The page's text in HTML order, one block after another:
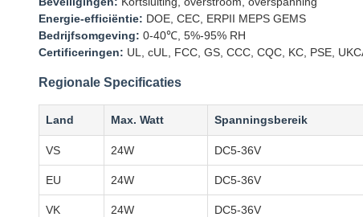
Energie-efficiëntie: DOE, CEC, ERPII MEPS GEMS
Bedrijfsomgeving: 0-40℃, 5%-95% RH
Certificeringen: UL, cUL, FCC, GS, CCC, CQC, KC, PSE,
Regionale Specificaties
Land Max. Watt Spanningsbereik
VS 24W DC5-36V
EU 24W DC5-36V
VK 24W DC5-36V